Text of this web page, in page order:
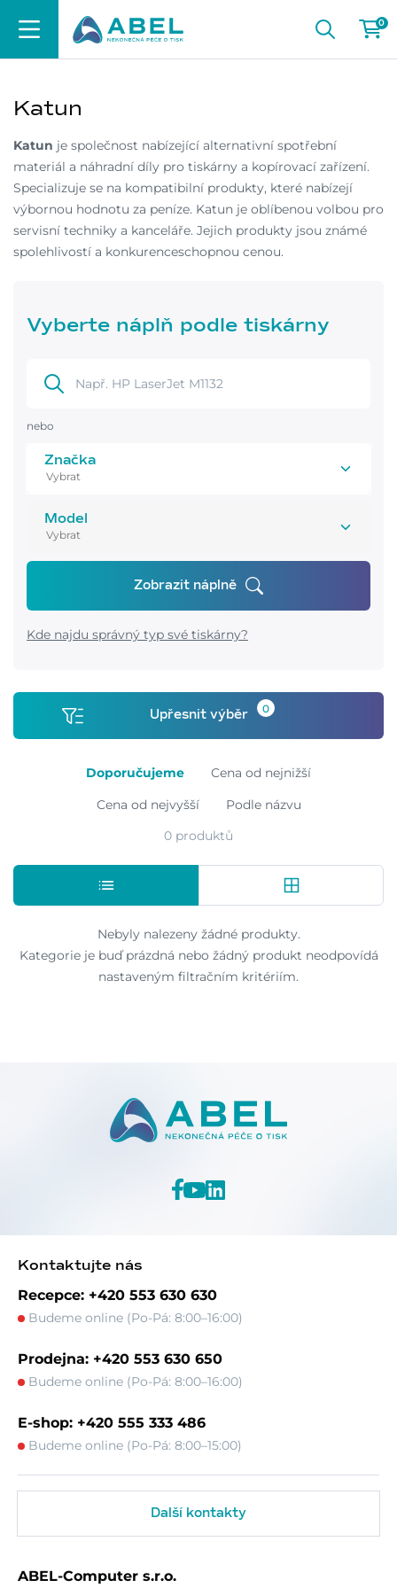
0
Katun
Katun je společnost nabízející alternativní spotřební
materiál a náhradní díly pro tiskárny a kopírovací zařízení.
Specializuje se na kompatibilní produkty, které nabízejí
výbornou hodnotu za peníze. Katun je oblíbenou volbou pro
servisní techniky a kanceláře. Jejich produkty jsou známé
spolehlivostí a konkurenceschopnou cenou.
Vyberte náplň podle tiskárny
nebo
Značka
Model
Zobrazit náplně
Kde najdu správný typ své tiskárny?
Upřesnit výběr 0
Doporučujeme
Cena od nejnižší
Cena od nejvyšší
Podle názvu
0 produktů
Nebyly nalezeny žádné produkty.
Kategorie je buď prázdná nebo žádný produkt neodpovídá
nastaveným filtračním kritériím.
Kontaktujte nás
Recepce: +420 553 630 630
Budeme online (Po-Pá: 8:00–16:00)
Prodejna: +420 553 630 650
Budeme online (Po-Pá: 8:00–16:00)
E-shop: +420 555 333 486
Budeme online (Po-Pá: 8:00–15:00)
Další kontakty
ABEL-Computer s.r.o.